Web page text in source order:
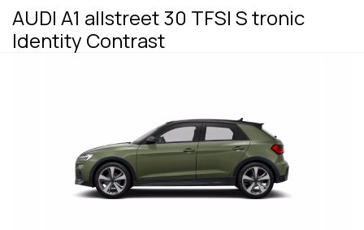
AUDI A1 allstreet 30 TFSI S tronic
Identity Contrast